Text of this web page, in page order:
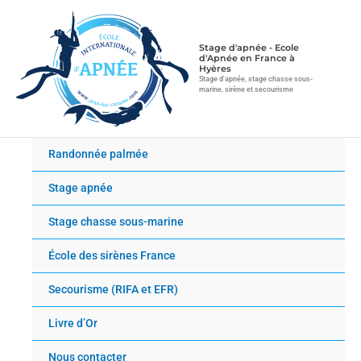
Stage d'apnée - Ecole
d'Apnée en France à
Hyères
Stage d'apnée, stage chasse sous-
marine, sirène et secourisme
Randonnée palmée
Stage apnée
Stage chasse sous-marine
École des sirènes France
Secourisme (RIFA et EFR)
Livre d’Or
Nous contacter